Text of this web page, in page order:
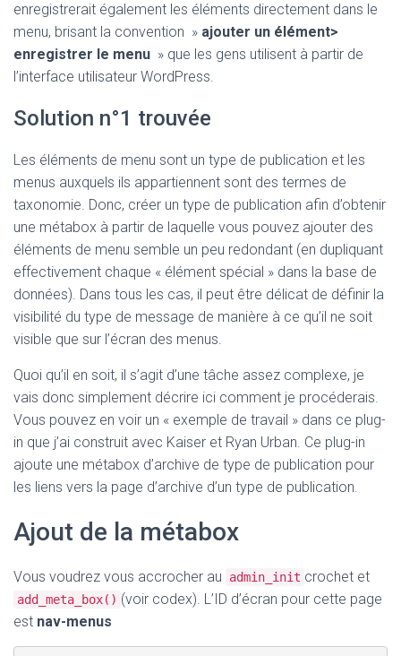
enregistrerait également les éléments directement dans le
menu, brisant la convention » ajouter un élément>
enregistrer le menu » que les gens utilisent à partir de
l’interface utilisateur WordPress.
Solution n°1 trouvée
Les éléments de menu sont un type de publication et les
menus auxquels ils appartiennent sont des termes de
taxonomie. Donc, créer un type de publication afin d’obtenir
une métabox à partir de laquelle vous pouvez ajouter des
éléments de menu semble un peu redondant (en dupliquant
effectivement chaque « élément spécial » dans la base de
données). Dans tous les cas, il peut être délicat de définir la
visibilité du type de message de manière à ce qu’il ne soit
visible que sur l’écran des menus.
Quoi qu’il en soit, il s’agit d’une tâche assez complexe, je
vais donc simplement décrire ici comment je procéderais.
Vous pouvez en voir un « exemple de travail » dans ce plug-
in que j’ai construit avec Kaiser et Ryan Urban. Ce plug-in
ajoute une métabox d’archive de type de publication pour
les liens vers la page d’archive d’un type de publication.
Ajout de la métabox
Vous voudrez vous accrocher au admin_init crochet et
add_meta_box() (voir codex). L’ID d’écran pour cette page
est nav-menus